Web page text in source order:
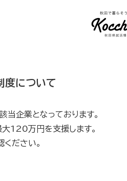
度について
企業となっております。
120万円を支援します。
ださい。